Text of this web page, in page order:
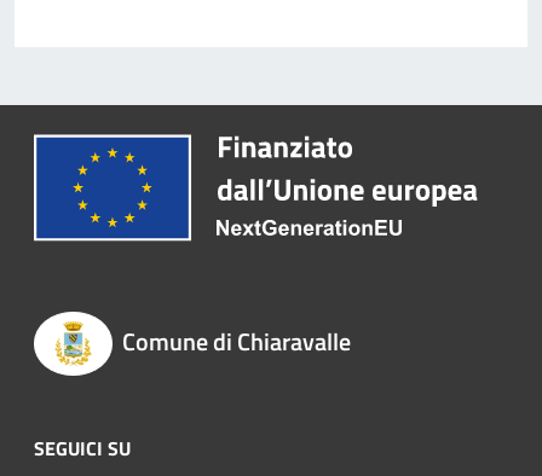
Comune di Chiaravalle
SEGUICI SU